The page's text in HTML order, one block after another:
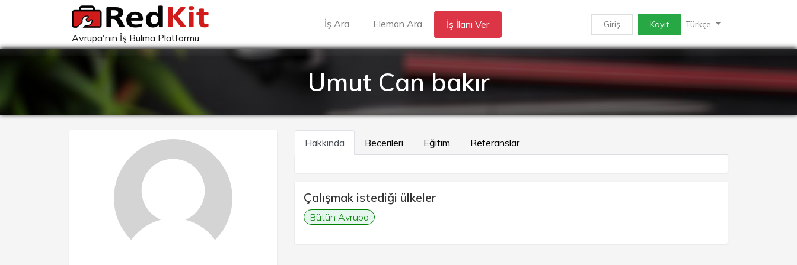
Avrupa'nın İş Bulma Platformu
İş Ara Eleman Ara İş İlanı Ver Giriş Kayıt Türkçe
Umut Can bakır
Hakkında Becerileri Eğitim Referanslar
Çalışmak istediği ülkeler
Bütün Avrupa